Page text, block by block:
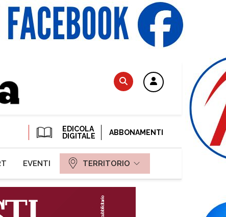
EDICOLA
DIGITALE
ABBONAMENTI
EVENTI TERRITORIO